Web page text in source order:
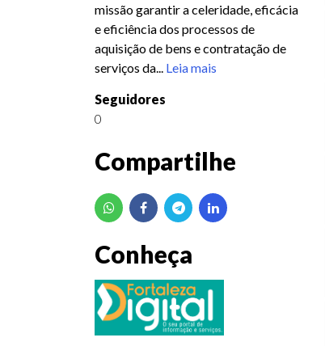
missão garantir a celeridade, eficácia
e eficiência dos processos de
aquisição de bens e contratação de
serviços da... Leia mais
Seguidores
0
Compartilhe
Conheça